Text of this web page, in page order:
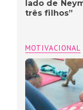
lado de
três filhos”
MOTIVACIONAL